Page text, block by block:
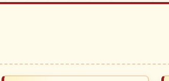
完结